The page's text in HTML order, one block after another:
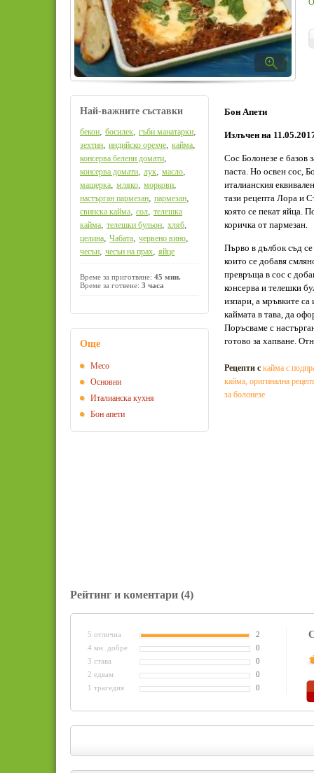
Бон Апети
Излъчен на
Сос Болонезе е базов
паста. Но освен сос,
италианския
тази рецепта Лора и
която се пекат яйца.
коричка от пармезан.
Първо в дълбок съд
които се добавя
превръща в сос с
консерва и телешки
изпари, а мръвките
каймата в тава, да
Поръсваме с
готово за хапване.
Рецепти с кайма с
кайма, оригинална
за болонезе
Най-важните съставки
бекон, босилек, гъби манатарки,
зехтин, индийско орехче, кайма,
консерва белени домати,
консерва домати, лук, масло,
мащерка, мляко, моркови,
настърган пармезан, пармезан,
свинска кайма, сол, телешка
кайма, телешки бульон, хляб,
целина, Чабата, червено вино,
чесън, чесън на прах, яйце
Време за приготвяне: 45 мин.
Време за готвене: 3 часа
Още
Месо
Основни
Италианска кухня
Бон апети
Рейтинг и коментари (4)
5 отлична
2
4 мн. добре
0
3 става
0
2 едвам
0
1 трагедия
0